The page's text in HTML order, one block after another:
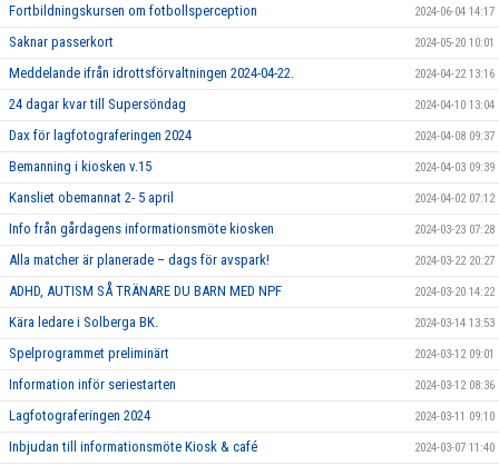
Fortbildningskursen om fotbollsperception 2024-06-04 14:17
Saknar passerkort 2024-05-20 10:01
Meddelande ifrån idrottsförvaltningen 2024-04-22. 2024-04-22 13:16
24 dagar kvar till Supersöndag 2024-04-10 13:04
Dax för lagfotograferingen 2024 2024-04-08 09:37
Bemanning i kiosken v.15 2024-04-03 09:39
Kansliet obemannat 2- 5 april 2024-04-02 07:12
Info från gårdagens informationsmöte kiosken 2024-03-23 07:28
Alla matcher är planerade – dags för avspark! 2024-03-22 20:27
ADHD, AUTISM SÅ TRÄNARE DU BARN MED NPF 2024-03-20 14:22
Kära ledare i Solberga BK. 2024-03-14 13:53
Spelprogrammet preliminärt 2024-03-12 09:01
Information inför seriestarten 2024-03-12 08:36
Lagfotograferingen 2024 2024-03-11 09:10
Inbjudan till informationsmöte Kiosk & café 2024-03-07 11:40